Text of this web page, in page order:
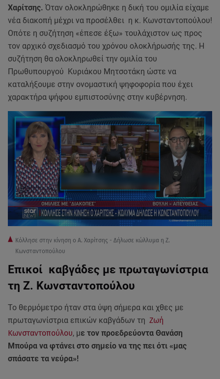
Χαρίτσης. Όταν ολοκληρώθηκε η δική του ομιλία είχαμε
νέα διακοπή μέχρι να προσέλθει η κ. Κωνσταντοπούλου!
Οπότε η συζήτηση «έπεσε έξω» τουλάχιστον ως προς
τον αρχικό σχεδιασμό του χρόνου ολοκλήρωσής της. Η
συζήτηση θα ολοκληρωθεί την ομιλία του
Πρωθυπουργού Κυριάκου Μητσοτάκη ώστε να
καταλήξουμε στην ονομαστική ψηφοφορία που έχει
χαρακτήρα ψήφου εμπιστοσύνης στην κυβέρνηση.
Κόλλησε στην κίνηση ο Α. Χαρίτσης - Δήλωσε κώλλυμα η Ζ.
Κωνσταντοπούλου
Επικοί καβγάδες με πρωταγωνίστρια
τη Ζ. Κωνσταντοπούλου
Το θερμόμετρο ήταν στα ύψη σήμερα και χθες με
πρωταγωνίστρια επικών καβγάδων τη Ζωή
Κωνσταντοπούλου, με τον προεδρεύοντα Θανάση
Μπούρα να φτάνει στο σημείο να της πει ότι «μας
σπάσατε τα νεύρα»!